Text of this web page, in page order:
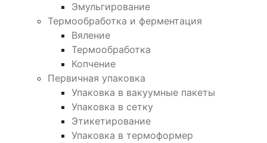
Эмульгирование
Термообработка и ферментация
Вяление
Термообработка
Копчение
Первичная упаковка
Упаковка в вакуумные пакеты
Упаковка в сетку
Этикетирование
Упаковка в термоформер